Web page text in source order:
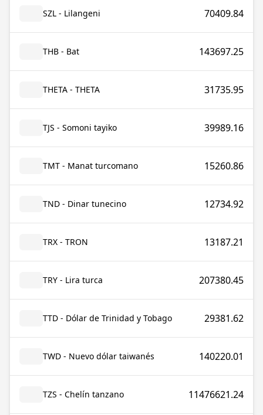
SZL - Lilangeni 70409.84
THB - Bat 143697.25
THETA - THETA 31735.95
TJS - Somoni tayiko 39989.16
TMT - Manat turcomano 15260.86
TND - Dinar tunecino 12734.92
TRX - TRON 13187.21
TRY - Lira turca 207380.45
TTD - Dólar de Trinidad y Tobago 29381.62
TWD - Nuevo dólar taiwanés 140220.01
TZS - Chelín tanzano 11476621.24